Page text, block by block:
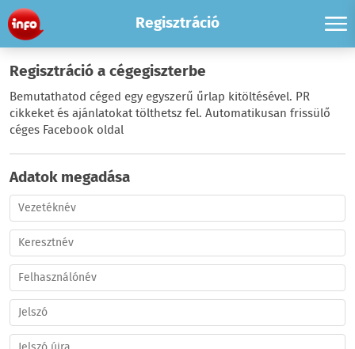
Regisztráció
Regisztráció a cégegiszterbe
Bemutathatod céged egy egyszerű űrlap kitöltésével. PR
cikkeket és ajánlatokat tölthetsz fel. Automatikusan frissülő
céges Facebook oldal
Adatok megadása